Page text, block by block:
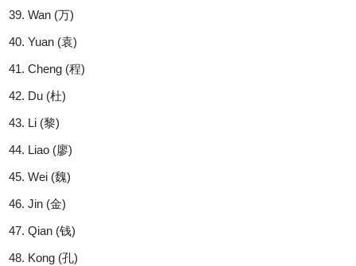
Wan (万)
Yuan (袁)
Cheng (程)
Du (杜)
Li (黎)
Liao (廖)
Wei (魏)
Jin (金)
Qian (钱)
Kong (孔)